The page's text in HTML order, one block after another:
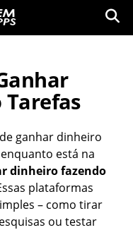
Tarefas
ganhar dinheiro
está na
dinheiro fazendo
plataformas
– como tirar
ou testar